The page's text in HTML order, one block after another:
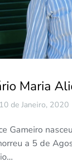
Maria
10 de Janeiro, 2020
Gameiro
a 5 de